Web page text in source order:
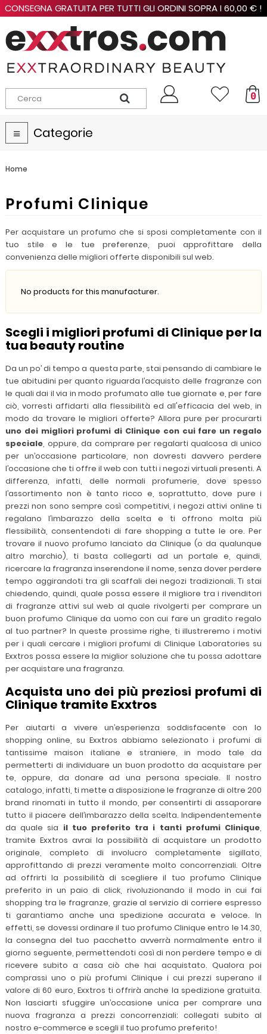
CONSEGNA GRATUITA PER TUTTI GLI ORDINI SOPRA I 60,00 € !
0
Navigazione
Toggle
Categorie
Home
Profumi Clinique
Per acquistare un profumo che si sposi completamente con il
tuo stile e le tue preferenze, puoi approfittare della
convenienza delle migliori offerte disponibili sul web.
No products for this manufacturer.
Scegli i migliori profumi di Clinique per la
tua beauty routine
Da un po’ di tempo a questa parte, stai pensando di cambiare le
tue abitudini per quanto riguarda l’acquisto delle fragranze con
le quali dai il via in modo profumato alle tue giornate e, per fare
ciò, vorresti affidarti alla flessibilità ed all'efficacia del web, in
modo da trovare le migliori offerte? Allora pure per procurarti
uno dei migliori profumi di Clinique con cui fare un regalo
speciale , oppure, da comprare per regalarti qualcosa di unico
per un’occasione particolare, non dovresti davvero perdere
l’occasione che ti offre il web con tutti i negozi virtuali presenti. A
differenza, infatti, delle normali profumerie, dove spesso
l’assortimento non è tanto ricco e, soprattutto, dove pure i
prezzi non sono sempre così competitivi, i negozi attivi online ti
regalano l’imbarazzo della scelta e ti offrono molta più
flessibilità, consentendoti di fare shopping a tutte le ore. Per
trovare il nuovo profumo lanciato da Clinique (o da qualunque
altro marchio), ti basta collegarti ad un portale e, quindi,
ricercare la fragranza inserendone il nome, senza dover perdere
tempo aggirandoti tra gli scaffali dei negozi tradizionali. Ti stai
chiedendo, quindi, quale possa essere il migliore tra i rivenditori
di fragranze attivi sul web al quale rivolgerti per comprare un
buon profumo Clinique da uomo con cui fare un gradito regalo
al tuo partner? In queste prossime righe, ti illustreremo i motivi
per i quali cercare i migliori profumi di Clinique Laboratories su
Exxtros possa essere la miglior soluzione che tu possa adottare
per acquistare una fragranza.
Acquista uno dei più preziosi profumi di
Clinique tramite Exxtros
Per aiutarti a vivere un’esperienza soddisfacente con lo
shopping online, su Exxtros abbiamo selezionato i profumi di
tantissime maison italiane e straniere, in modo tale da
permetterti di individuare un buon prodotto da acquistare per
te, oppure, da donare ad una persona speciale. Il nostro
catalogo, infatti, ti mette a disposizione le fragranze di oltre 200
brand rinomati in tutto il mondo, per consentirti di assaporare
tutto il piacere dell’imbarazzo della scelta. Indipendentemente
da quale sia il tuo preferito tra i tanti profumi Clinique
tramite Exxtros avrai la possibilità di acquistare un prodotto
originale, completo di involucro completamente sigillato,
approfittando di prezzi veramente molto concorrenziali. Oltre
ad offrirti la possibilità di scegliere il tuo profumo Clinique
preferito in un paio di click, rivoluzionando il modo in cui fai
shopping tra le fragranze, grazie al servizio di corriere espresso
ti garantiamo anche una spedizione accurata e veloce. In
effetti, se dovessi ordinare il tuo profumo Clinique entro le 14.30,
la consegna del tuo pacchetto avverrà normalmente entro il
giorno seguente, permettendoti così di non perdere tempo e di
ricevere subito a casa ciò che hai acquistato. Qualora poi
comprassi uno o più profumi Clinique i cui prezzi superano il
valore di 60 euro, Exxtros ti offrirà anche la spedizione gratuita.
Non lasciarti sfuggire un’occasione unica per comprare una
nuova fragranza a prezzi concorrenziali: collegati subito al
nostro e-commerce e scegli il tuo profumo preferito!